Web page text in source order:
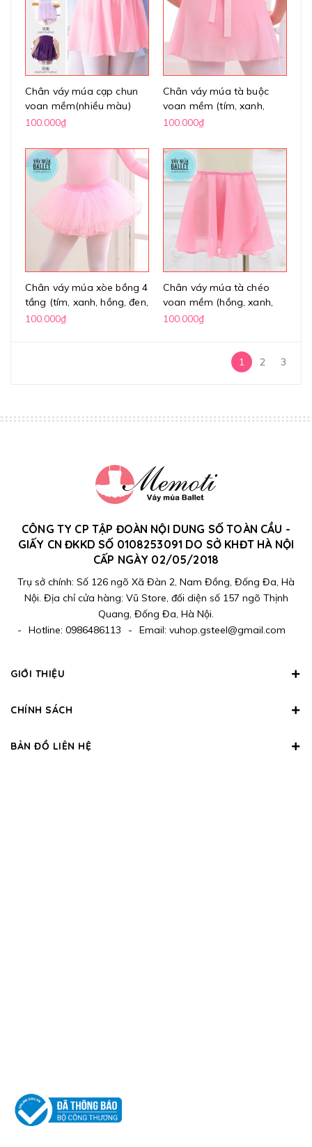
Chân váy múa cạp chun
voan mềm(nhiều màu)
100.000₫
Chân váy múa tà buộc
voan mềm (tím, xanh,
hồng, đen, trắng)
100.000₫
Chân váy múa xòe bồng 4
tầng (tím, xanh, hồng, đen,
trắng)
100.000₫
Chân váy múa tà chéo
voan mềm (hồng, xanh,
đen)
100.000₫
1 2 3
CÔNG TY CP TẬP ĐOÀN NỘI DUNG SỐ TOÀN CẦU -
GIẤY CN ĐKKD SỐ 0108253091 DO SỞ KHĐT HÀ NỘI
CẤP NGÀY 02/05/2018
Trụ sở chính: Số 126 ngõ Xã Đàn 2, Nam Đồng, Đống Đa, Hà
Nội. Địa chỉ cửa hàng: Vũ Store, đối diện số 157 ngõ Thịnh
Quang, Đống Đa, Hà Nội.
-
Hotline: 0986486113 - Email: vuhop.gsteel@gmail.com
GIỚI THIỆU
CHÍNH SÁCH
BẢN ĐỒ LIÊN HỆ